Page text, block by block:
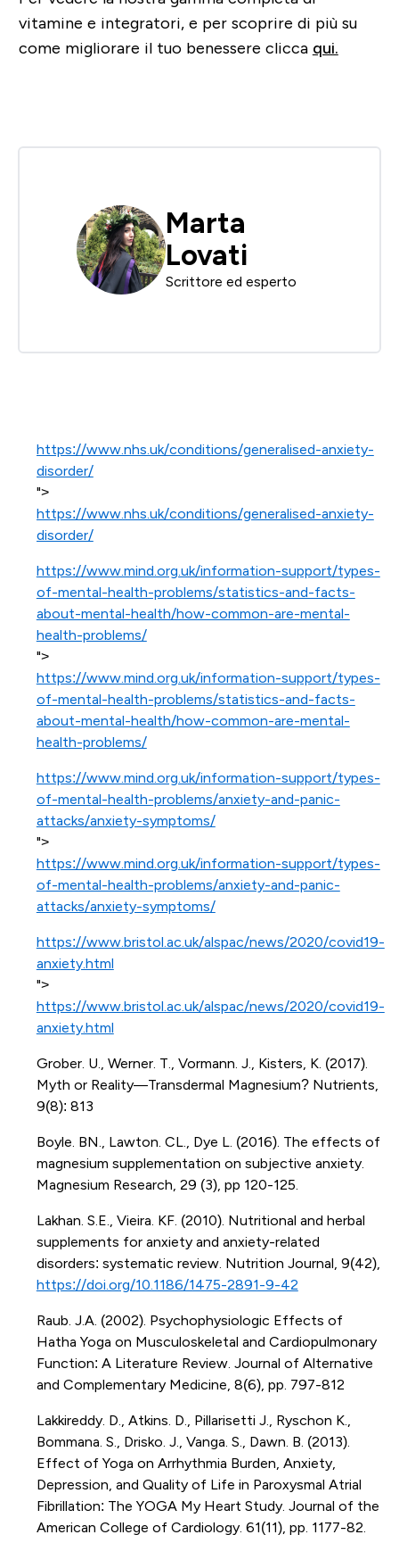
vitamine e integratori, e per scoprire di più su
come migliorare il tuo benessere clicca qui.
Marta
Lovati
Scrittore ed esperto
https://www.nhs.uk/conditions/generalised-anxiety-
disorder/
">
https://www.nhs.uk/conditions/generalised-anxiety-
disorder/
https://www.mind.org.uk/information-support/types-
of-mental-health-problems/statistics-and-facts-
about-mental-health/how-common-are-mental-
health-problems/
">
https://www.mind.org.uk/information-support/types-
of-mental-health-problems/statistics-and-facts-
about-mental-health/how-common-are-mental-
health-problems/
https://www.mind.org.uk/information-support/types-
of-mental-health-problems/anxiety-and-panic-
attacks/anxiety-symptoms/
">
https://www.mind.org.uk/information-support/types-
of-mental-health-problems/anxiety-and-panic-
attacks/anxiety-symptoms/
https://www.bristol.ac.uk/alspac/news/2020/covid19-
anxiety.html
">
https://www.bristol.ac.uk/alspac/news/2020/covid19-
anxiety.html
Grober. U., Werner. T., Vormann. J., Kisters, K. (2017).
Myth or Reality—Transdermal Magnesium? Nutrients,
9(8): 813
Boyle. BN., Lawton. CL., Dye L. (2016). The effects of
magnesium supplementation on subjective anxiety.
Magnesium Research, 29 (3), pp 120-125.
Lakhan. S.E., Vieira. KF. (2010). Nutritional and herbal
supplements for anxiety and anxiety-related
disorders: systematic review. Nutrition Journal, 9(42),
https://doi.org/10.1186/1475-2891-9-42
Raub. J.A. (2002). Psychophysiologic Effects of
Hatha Yoga on Musculoskeletal and Cardiopulmonary
Function: A Literature Review. Journal of Alternative
and Complementary Medicine, 8(6), pp. 797-812
Lakkireddy. D., Atkins. D., Pillarisetti J., Ryschon K.,
Bommana. S., Drisko. J., Vanga. S., Dawn. B. (2013).
Effect of Yoga on Arrhythmia Burden, Anxiety,
Depression, and Quality of Life in Paroxysmal Atrial
Fibrillation: The YOGA My Heart Study. Journal of the
American College of Cardiology. 61(11), pp. 1177-82.